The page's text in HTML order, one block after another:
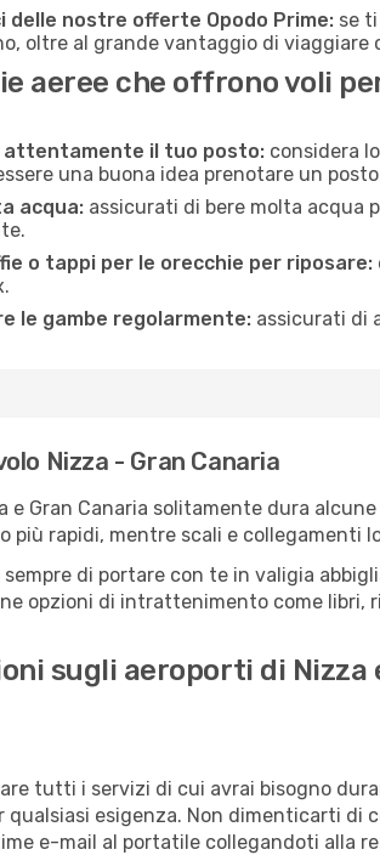
delle nostre offerte Opodo Prime: se
oltre al grande vantaggio di
aeree che offrono voli
attentamente il tuo posto: considera
una buona idea prenotare un
acqua: assicurati di bere molta acqua
o tappi per le orecchie per riposare:
le gambe regolarmente: assicurati di
Nizza - Gran Canaria
e Gran Canaria solitamente dura
più rapidi, mentre scali e collegamenti
sempre di portare con te in valigia
opzioni di intrattenimento come libri,
sugli aeroporti di Nizza
tutti i servizi di cui avrai bisogno
qualsiasi esigenza. Non dimenticarti di
e-mail al portatile collegandoti alla